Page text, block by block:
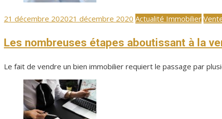
Publié
21 décembre 202021 décembre 2020 Actualité Immobilier
Les nombreuses étapes aboutissant à la
Le fait de vendre un bien immobilier requiert le passage par